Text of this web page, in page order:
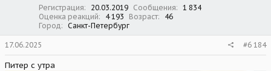
Регистрация 20.03.2019 Сообщения
1 834
Оценка реакций
4 193 Возраст
46
Город
Санкт-Петербург
17.06.2025 #6 184
Питер с утра